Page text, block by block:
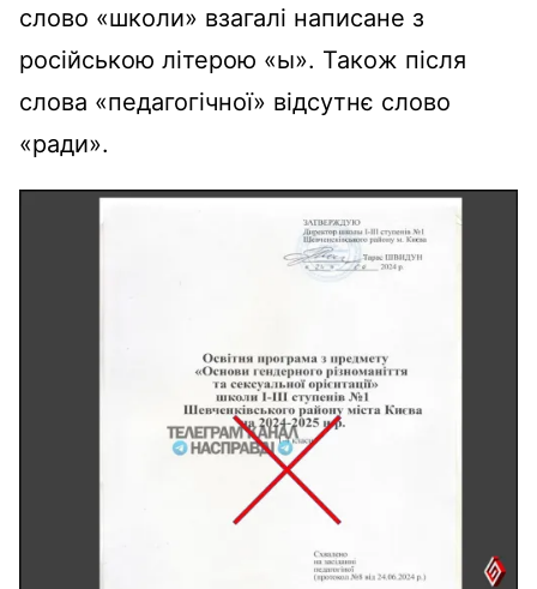
слово «школи» взагалі написане з
російською літерою «ы». Також після
слова «педагогічної» відсутнє слово
«ради».